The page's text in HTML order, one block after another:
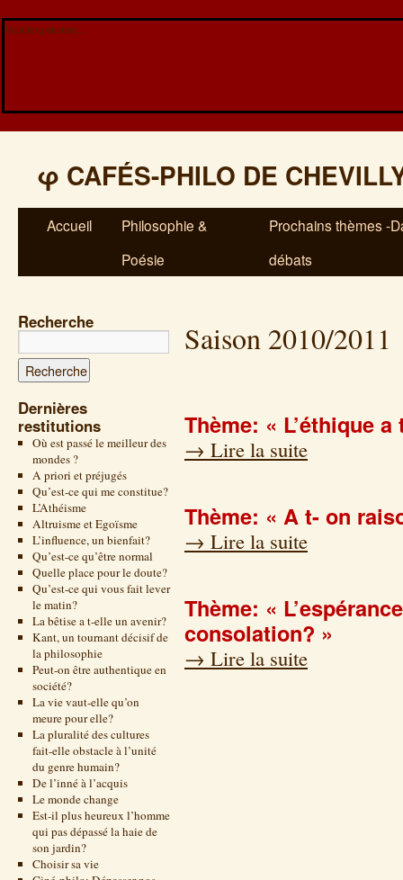
Veuillez patienter...
φ CAFÉS-PHILO DE
Accueil
Philosophie &
Poésie
Prochains thèmes -
débats
Recherche
Dernières
restitutions
Où est passé le meilleur des
mondes ?
A priori et préjugés
Qu’est-ce qui me constitue?
L’Athéisme
Altruisme et Egoïsme
L’influence, un bienfait?
Qu’est-ce qu’être normal
Quelle place pour le doute?
Qu’est-ce qui vous fait lever
le matin?
La bêtise a t-elle un avenir?
Kant, un tournant décisif de
la philosophie
Peut-on être authentique en
société?
La vie vaut-elle qu’on
meure pour elle?
La pluralité des cultures
fait-elle obstacle à l’unité
du genre humain?
De l’inné à l’acquis
Le monde change
Est-il plus heureux l’homme
qui pas dépassé la haie de
son jardin?
Choisir sa vie
Saison 2010/2011
Thème: « L’éthique
→ Lire la suite
Thème: « A t- on
→ Lire la suite
Thème: «
consolation? »
→ Lire la suite